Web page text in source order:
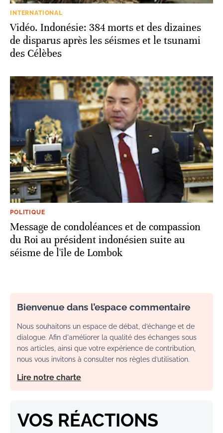
INTERNATIONAL
Vidéo. Indonésie: 384 morts et des dizaines
de disparus après les séismes et le tsunami
des Célèbes
POLITIQUE
Message de condoléances et de compassion
du Roi au président indonésien suite au
séisme de l'île de Lombok
Bienvenue dans l’espace commentaire
Nous souhaitons un espace de débat, d’échange et de
dialogue. Afin d'améliorer la qualité des échanges sous
nos articles, ainsi que votre expérience de contribution,
nous vous invitons à consulter nos règles d’utilisation.
Lire notre charte
VOS RÉACTIONS